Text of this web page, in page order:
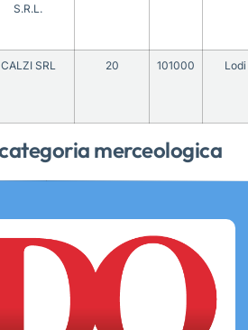
merceologica
S.R.L.
CALZI SRL 20 101000 Lodi